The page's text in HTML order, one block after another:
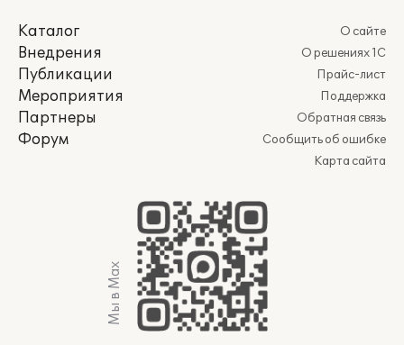
Каталог
Внедрения
Публикации
Мероприятия
Партнеры
Форум
О сайте
О решениях 1С
Прайс-лист
Поддержка
Обратная связь
Сообщить об ошибке
Карта сайта
Мы в Max